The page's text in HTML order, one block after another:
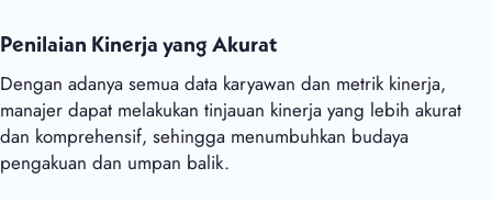
Penilaian Kinerja yang Akurat
Dengan adanya semua data karyawan dan metrik kinerja,
manajer dapat melakukan tinjauan kinerja yang lebih akurat
dan komprehensif, sehingga menumbuhkan budaya
pengakuan dan umpan balik.